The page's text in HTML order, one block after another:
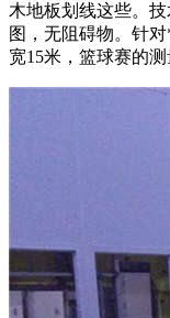
木地板划线这些。
图，无阻碍物。针
宽15米，篮球赛的